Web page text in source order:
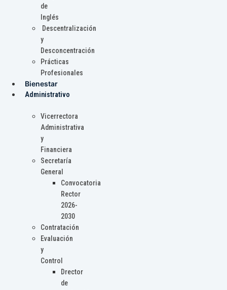
de
Inglés
Descentralización
y
Desconcentración
Prácticas
Profesionales
Bienestar
Administrativo
Vicerrectora
Administrativa
y
Financiera
Secretaría
General
Convocatoria
Rector
2026-
2030
Contratación
Evaluación
y
Control
Drector
de